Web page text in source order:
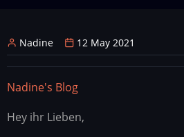
Nadine 12 May 2021
Nadine's Blog
Hey ihr Lieben,